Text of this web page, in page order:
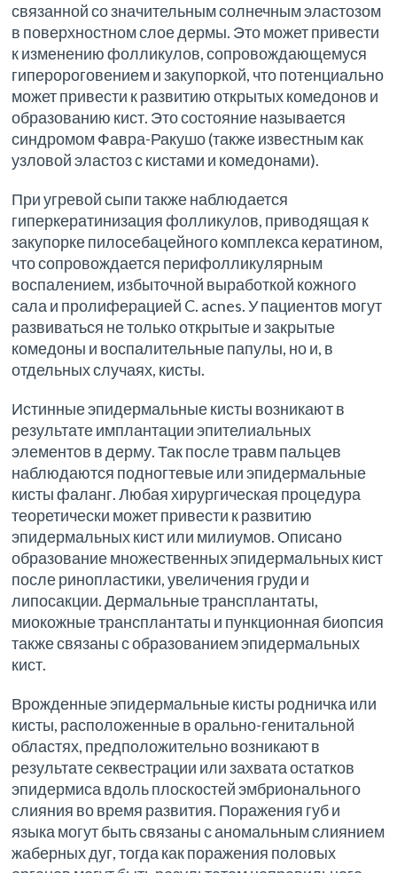
связанной со значительным солнечным эластозом
в поверхностном слое дермы. Это может привести
к изменению фолликулов, сопровождающемуся
гиперороговением и закупоркой, что потенциально
может привести к развитию открытых комедонов и
образованию кист. Это состояние называется
синдромом Фавра-Ракушо (также известным как
узловой эластоз с кистами и комедонами).
При угревой сыпи также наблюдается
гиперкератинизация фолликулов, приводящая к
закупорке пилосебацейного комплекса кератином,
что сопровождается перифолликулярным
воспалением, избыточной выработкой кожного
сала и пролиферацией C. acnes. У пациентов могут
развиваться не только открытые и закрытые
комедоны и воспалительные папулы, но и, в
отдельных случаях, кисты.
Истинные эпидермальные кисты возникают в
результате имплантации эпителиальных
элементов в дерму. Так после травм пальцев
наблюдаются подногтевые или эпидермальные
кисты фаланг. Любая хирургическая процедура
теоретически может привести к развитию
эпидермальных кист или милиумов. Описано
образование множественных эпидермальных кист
после ринопластики, увеличения груди и
липосакции. Дермальные трансплантаты,
миокожные трансплантаты и пункционная биопсия
также связаны с образованием эпидермальных
кист.
Врожденные эпидермальные кисты родничка или
кисты, расположенные в орально-генитальной
областях, предположительно возникают в
результате секвестрации или захвата остатков
эпидермиса вдоль плоскостей эмбрионального
слияния во время развития. Поражения губ и
языка могут быть связаны с аномальным слиянием
жаберных дуг, тогда как поражения половых